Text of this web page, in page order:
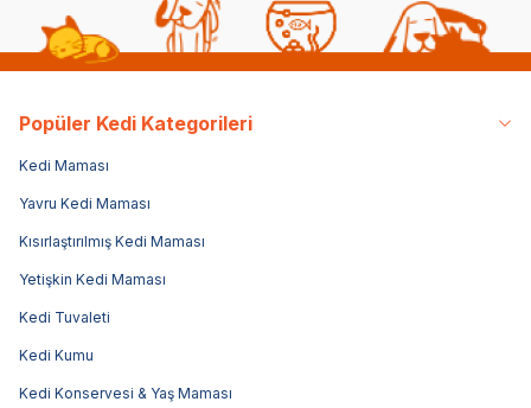
Popüler Kedi Kategorileri
Kedi Maması
Yavru Kedi Maması
Kısırlaştırılmış Kedi Maması
Yetişkin Kedi Maması
Kedi Tuvaleti
Kedi Kumu
Kedi Konservesi & Yaş Maması